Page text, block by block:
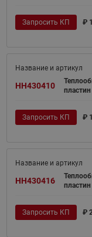
Запросить КП ₽
HH430410
Запросить КП ₽
HH430416
Запросить КП ₽